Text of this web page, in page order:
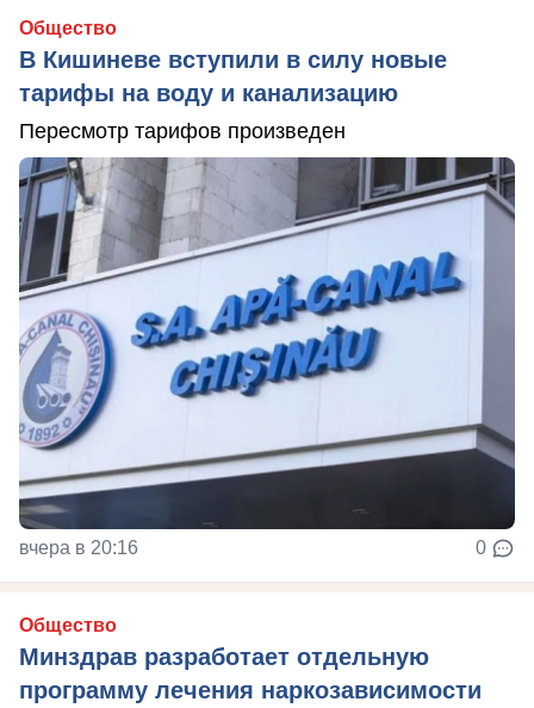
Общество
В Кишиневе вступили в силу новые
тарифы на воду и канализацию
Пересмотр тарифов произведен
вчера в 20:16 0
Общество
Минздрав разработает отдельную
программу лечения наркозависимости